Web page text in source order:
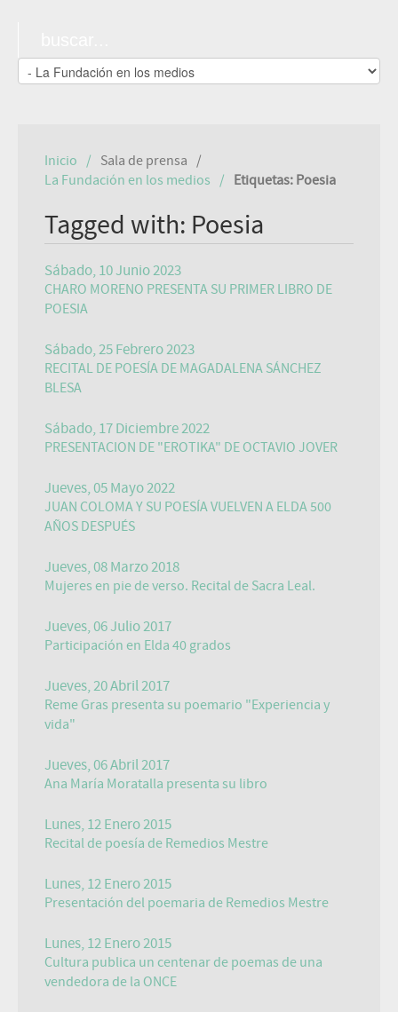
Inicio
Sala de prensa
La Fundación en los medios
Etiquetas: Poesia
Tagged with: Poesia
Sábado, 10 Junio 2023
CHARO MORENO PRESENTA SU PRIMER LIBRO DE
POESIA
Sábado, 25 Febrero 2023
RECITAL DE POESÍA DE MAGADALENA SÁNCHEZ
BLESA
Sábado, 17 Diciembre 2022
PRESENTACION DE "EROTIKA" DE OCTAVIO JOVER
Jueves, 05 Mayo 2022
JUAN COLOMA Y SU POESÍA VUELVEN A ELDA 500
AÑOS DESPUÉS
Jueves, 08 Marzo 2018
Mujeres en pie de verso. Recital de Sacra Leal.
Jueves, 06 Julio 2017
Participación en Elda 40 grados
Jueves, 20 Abril 2017
Reme Gras presenta su poemario "Experiencia y
vida"
Jueves, 06 Abril 2017
Ana María Moratalla presenta su libro
Lunes, 12 Enero 2015
Recital de poesía de Remedios Mestre
Lunes, 12 Enero 2015
Presentación del poemaria de Remedios Mestre
Lunes, 12 Enero 2015
Cultura publica un centenar de poemas de una
vendedora de la ONCE